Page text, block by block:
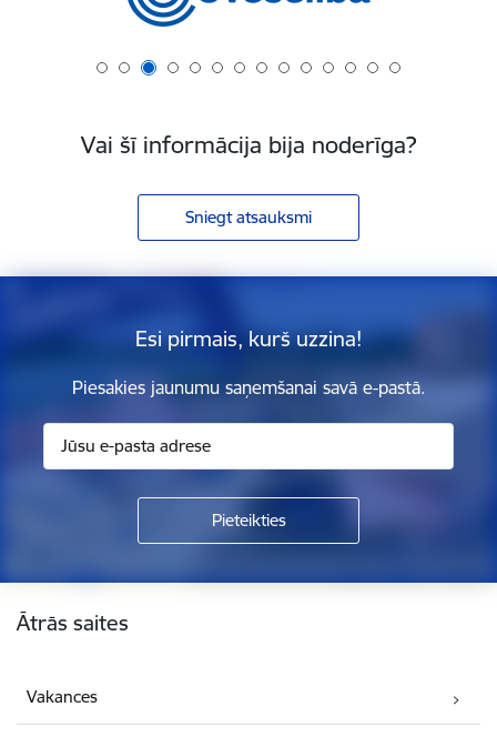
Vai šī informācija bija noderīga?
Sniegt atsauksmi
Esi pirmais, kurš uzzina!
Piesakies jaunumu saņemšanai savā e-pastā.
Ātrās saites
Vakances